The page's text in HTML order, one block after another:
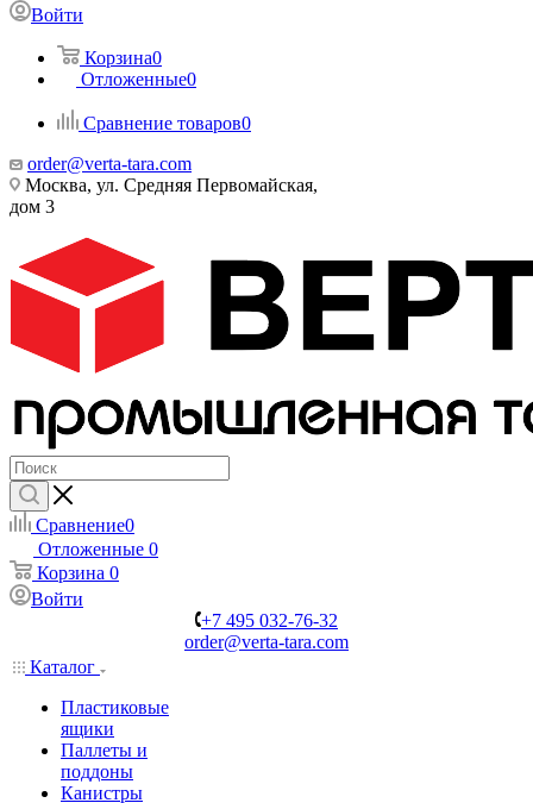
Войти
Корзина0
Отложенные0
Сравнение товаров0
order@verta-tara.com
Москва, ул. Средняя Первомайская,
дом 3
Сравнение0
Отложенные 0
Корзина 0
Войти
+7 495 032-76-32
order@verta-tara.com
Каталог
Пластиковые
ящики
Паллеты и
поддоны
Канистры